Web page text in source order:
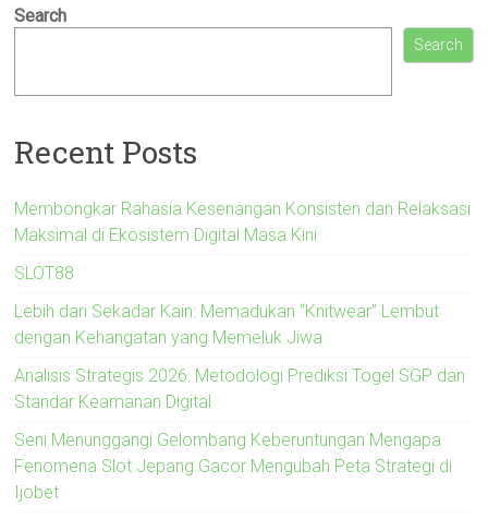
Search
Search
Recent Posts
Membongkar Rahasia Kesenangan Konsisten dan Relaksasi
Maksimal di Ekosistem Digital Masa Kini
SLOT88
Lebih dari Sekadar Kain: Memadukan “Knitwear” Lembut
dengan Kehangatan yang Memeluk Jiwa
Analisis Strategis 2026: Metodologi Prediksi Togel SGP dan
Standar Keamanan Digital
Seni Menunggangi Gelombang Keberuntungan Mengapa
Fenomena Slot Jepang Gacor Mengubah Peta Strategi di
Ijobet